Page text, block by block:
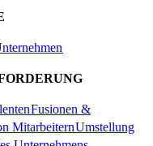
Fusionen &
Mitarbeitern​​Umstellung